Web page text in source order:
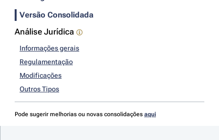
Versão Consolidada
Análise Jurídica
Informações gerais
Regulamentação
Modificações
Outros Tipos
Pode sugerir melhorias ou novas consolidações aqui